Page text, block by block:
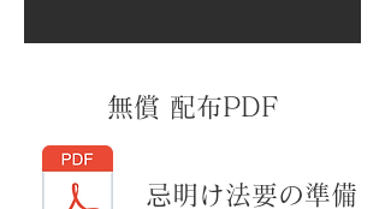
無償 配布PDF
忌明け法要の準備